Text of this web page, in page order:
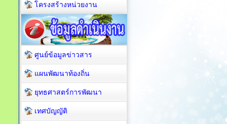
โครงสร้างหน่วยงาน
ศูนย์ข้อมูลข่าวสาร
แผนพัฒนาท้องถิ่น
ยุทธศาสตร์การพัฒนา
เทศบัญญัติ